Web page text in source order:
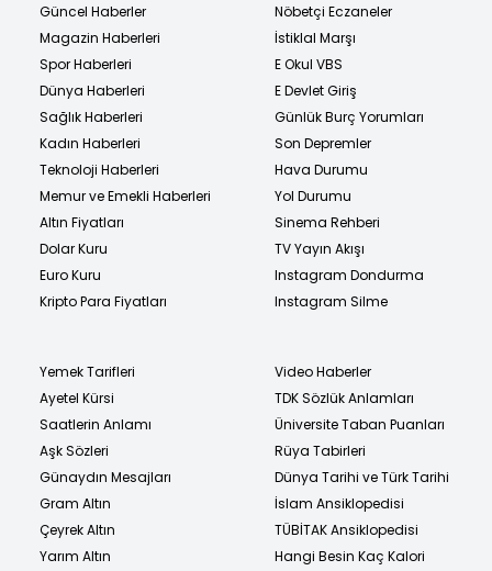
Güncel Haberler
Magazin Haberleri
Spor Haberleri
Dünya Haberleri
Sağlık Haberleri
Kadın Haberleri
Teknoloji Haberleri
Memur ve Emekli Haberleri
Altın Fiyatları
Dolar Kuru
Euro Kuru
Kripto Para Fiyatları
Nöbetçi Eczaneler
İstiklal Marşı
E Okul VBS
E Devlet Giriş
Günlük Burç Yorumları
Son Depremler
Hava Durumu
Yol Durumu
Sinema Rehberi
TV Yayın Akışı
Instagram Dondurma
Instagram Silme
Yemek Tarifleri
Ayetel Kürsi
Saatlerin Anlamı
Aşk Sözleri
Günaydın Mesajları
Gram Altın
Çeyrek Altın
Yarım Altın
Video Haberler
TDK Sözlük Anlamları
Üniversite Taban Puanları
Rüya Tabirleri
Dünya Tarihi ve Türk Tarihi
İslam Ansiklopedisi
TÜBİTAK Ansiklopedisi
Hangi Besin Kaç Kalori